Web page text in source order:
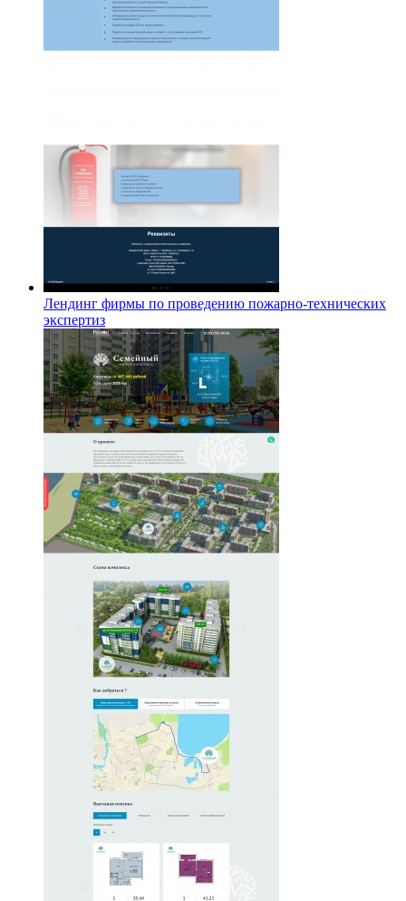
Лендинг фирмы по проведению пожарно-технических
экспертиз